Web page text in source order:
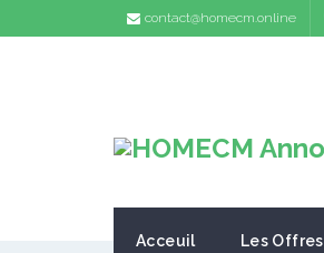
contact@homecm.online
Acceuil Les Offres